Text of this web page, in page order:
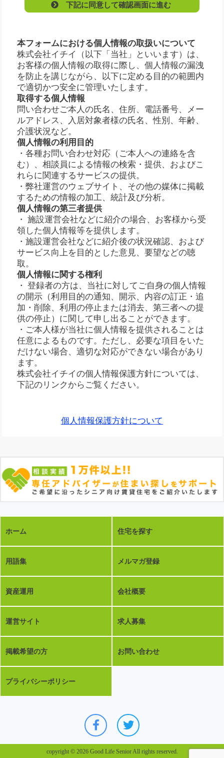
下記に同意して確認画面に進む
本フォームにおける個人情報の取扱いについて
株式会社イチイ（以下「当社」といいます）は、
お客様の個人情報の取得に際し、個人情報の漏洩
を防止を講じながら、以下に定める目的の範囲内
で適切かつ安全に管理いたします。
取得する個人情報
問い合わせご本人の氏名、住所、電話番号、メー
ルアドレス、入居対象者様の氏名、性別、年齢、
介護状況など。
個人情報の利用目的
・各種お問い合わせ対応（ご本人への連絡を含
む）、相談員による情報の検索・提供、およびこ
れらに関連するサービスの提供。
・弊社運営のウェブサイト、その他の媒体に掲載
するための情報の加工、統計及び分析。
個人情報の第三者提供
・ 施設運営会社などに紹介の場合、お客様から受
領した個人情報等を提供します。
・施設運営会社などに紹介後の状況確認、および
サービス向上を目的とした意見、要望などの聴
取。
個人情報に関する権利
・ 登録者の方は、当社に対してご自身の個人情報
の開示（利用目的の通知、開示、内容の訂正・追
加・削除、利用の停止または消去、第三者への提
供の停止）に関して申し出ることができます。
・ご本人様が当社に個人情報を提供されることは
任意によるものです。ただし、必要な項目をいた
だけない場合、適切な対応ができない場合があり
ます。
株式会社イチイの個人情報保護方針については、
下記のリンクからご覧ください。
個人情報保護方針について
ホーム 住宅を探す
用語集 メルマガ登録
資産運用 会社概要
運営サイト 求人募集
掲載希望の方 お問い合わせ
プライバシーポリシー
copyright © 2026 Good Life Senior All rights reserved.